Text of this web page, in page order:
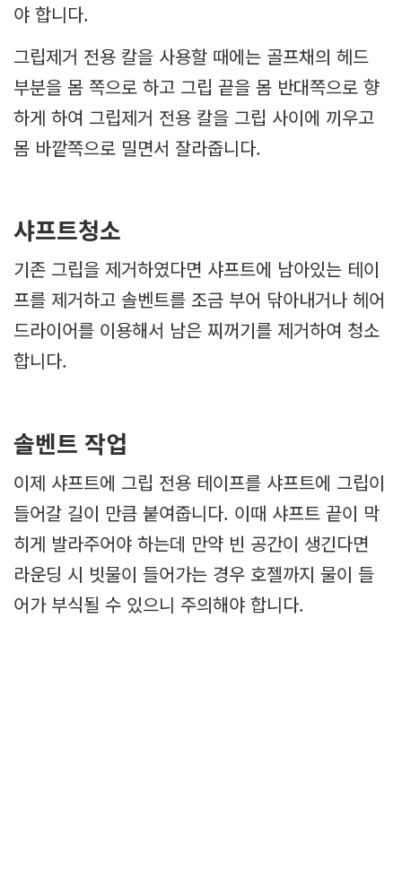
야 합니다.
그립제거 전용 칼을 사용할 때에는 골프채의 헤드
부분을 몸 쪽으로 하고 그립 끝을 몸 반대쪽으로 향
하게 하여 그립제거 전용 칼을 그립 사이에 끼우고
몸 바깥쪽으로 밀면서 잘라줍니다.
샤프트청소
기존 그립을 제거하였다면 샤프트에 남아있는 테이
프를 제거하고 솔벤트를 조금 부어 닦아내거나 헤어
드라이어를 이용해서 남은 찌꺼기를 제거하여 청소
합니다.
솔벤트 작업
이제 샤프트에 그립 전용 테이프를 샤프트에 그립이
들어갈 길이 만큼 붙여줍니다. 이때 샤프트 끝이 막
히게 발라주어야 하는데 만약 빈 공간이 생긴다면
라운딩 시 빗물이 들어가는 경우 호젤까지 물이 들
어가 부식될 수 있으니 주의해야 합니다.